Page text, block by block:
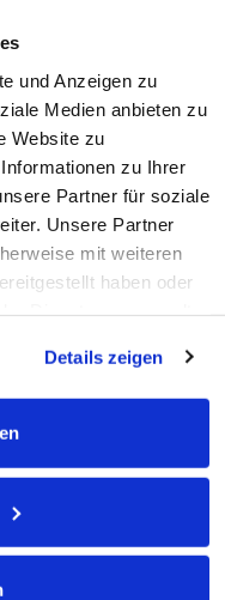
und Anzeigen zu
Medien anbieten zu
Website zu
zu Ihrer
Partner für soziale
Unsere Partner
mit weiteren
haben oder
Details zeigen
wichtigste ​Aktienin​dex in
zustande, wenn
...
Wenn Sie bei
das in einer